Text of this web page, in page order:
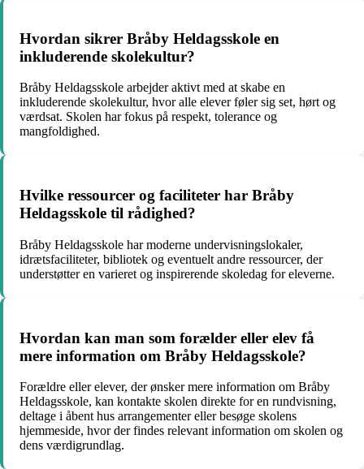
Hvordan sikrer Bråby Heldagsskole en
inkluderende skolekultur?
Bråby Heldagsskole arbejder aktivt med at skabe en
inkluderende skolekultur, hvor alle elever føler sig set, hørt og
værdsat. Skolen har fokus på respekt, tolerance og
mangfoldighed.
Hvilke ressourcer og faciliteter har Bråby
Heldagsskole til rådighed?
Bråby Heldagsskole har moderne undervisningslokaler,
idrætsfaciliteter, bibliotek og eventuelt andre ressourcer, der
understøtter en varieret og inspirerende skoledag for eleverne.
Hvordan kan man som forælder eller elev få
mere information om Bråby Heldagsskole?
Forældre eller elever, der ønsker mere information om Bråby
Heldagsskole, kan kontakte skolen direkte for en rundvisning,
deltage i åbent hus arrangementer eller besøge skolens
hjemmeside, hvor der findes relevant information om skolen og
dens værdigrundlag.